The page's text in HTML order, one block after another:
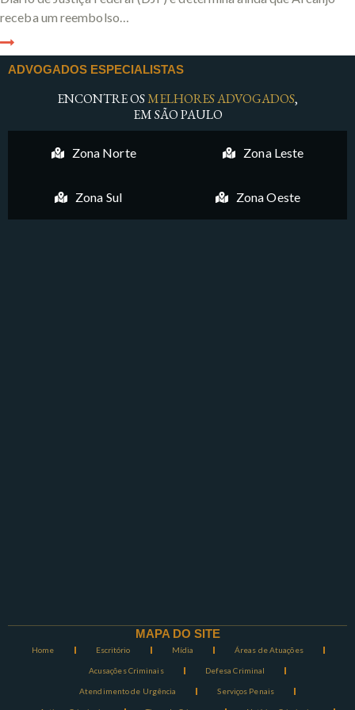
receba um reembolso…
ADVOGADOS ESPECIALISTAS
ENCONTRE OSMELHORES ADVOGADOS,
EM SÃO PAULO
Zona Norte Zona Leste
Zona Sul Zona Oeste
MAPA DO SITE
Home Escritório Mídia Áreas de Atuações
Acusações Criminais Defesa Criminal
Atendimento de Urgência Serviços Penais